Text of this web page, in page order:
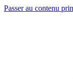
Passer au contenu